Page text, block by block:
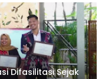
Difasilitasi Sejak